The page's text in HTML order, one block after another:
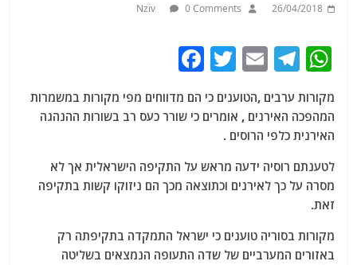
26/04/2018
Nziv 0 Comments
W
at
s
A
p
T
e
g
ra
m
E
ai
l
T
itt
c
b
o
k
מקורות ערבים ,הטוענים כי הם מדווחים מפי מקורות במשמרות
המהפכה האירנים , אומרים כי שורר כעס רב בשורות ההנהגה
האירנית כלפי הרוסים .
לטענתם רוסיה ידעה מראש על התקיפה הישראלית אך לא
מסרה על כך לאירנים וכתוצאה מכך הם ניזוקו קשות בתקיפה
זאת.
מקורות בסוריה טוענים כי ישראל התמקדה בתקיפתה רק
באזורים המערביים של שדה התעופה הנמצאים בשליטה